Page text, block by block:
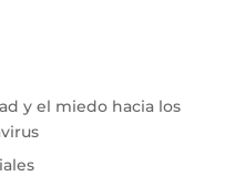
y el miedo hacia los